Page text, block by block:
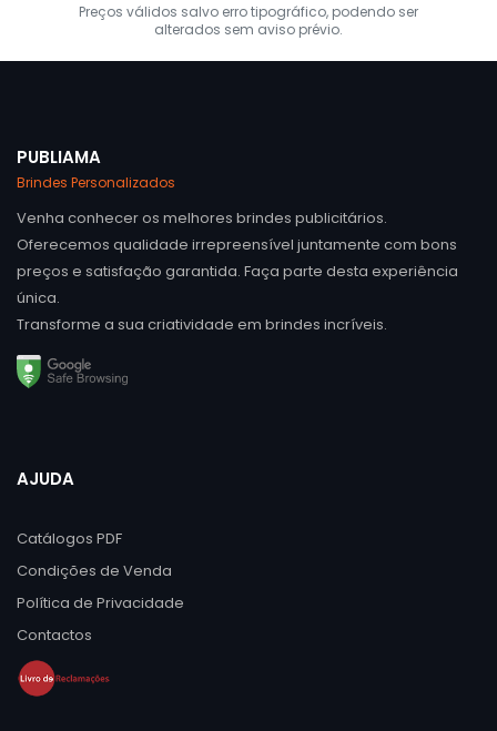
Preços válidos salvo erro tipográfico, podendo ser
alterados sem aviso prévio.
PUBLIAMA
Brindes Personalizados
Venha conhecer os melhores brindes publicitários.
Oferecemos qualidade irrepreensível juntamente com bons
preços e satisfação garantida. Faça parte desta experiência
única.
Transforme a sua criatividade em brindes incríveis.
AJUDA
Catálogos PDF
Condições de Venda
Política de Privacidade
Contactos